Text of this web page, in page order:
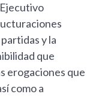
y la
que
erogaciones que
como a